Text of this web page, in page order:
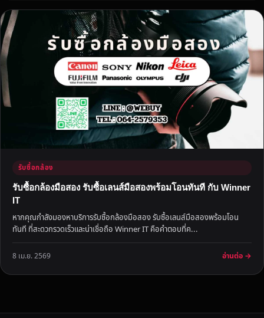
รับซื้อกล้อง
รับซื้อกล้องมือสอง รับซื้อเลนส์มือสองพร้อมโอนทันที กับ Winner
IT
หากคุณกำลังมองหาบริการรับซื้อกล้องมือสอง รับซื้อเลนส์มือสองพร้อมโอน
ทันที ที่สะดวกรวดเร็วและน่าเชื่อถือ Winner IT คือคำตอบที่ค...
8 เม.ย. 2569 อ่านต่อ →